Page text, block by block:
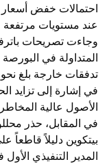
احتمالات خفض أسعار
عند مستويات مرتفعة
وجاءت تصريحات
في إشارة إلى تزايد
الأصول عالية
في المقابل، حذر
بيتكوين دليلاً قاطعاً